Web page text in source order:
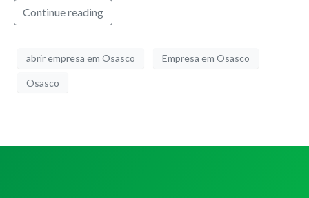
Continue reading
abrir empresa em Osasco Empresa em Osasco
Osasco